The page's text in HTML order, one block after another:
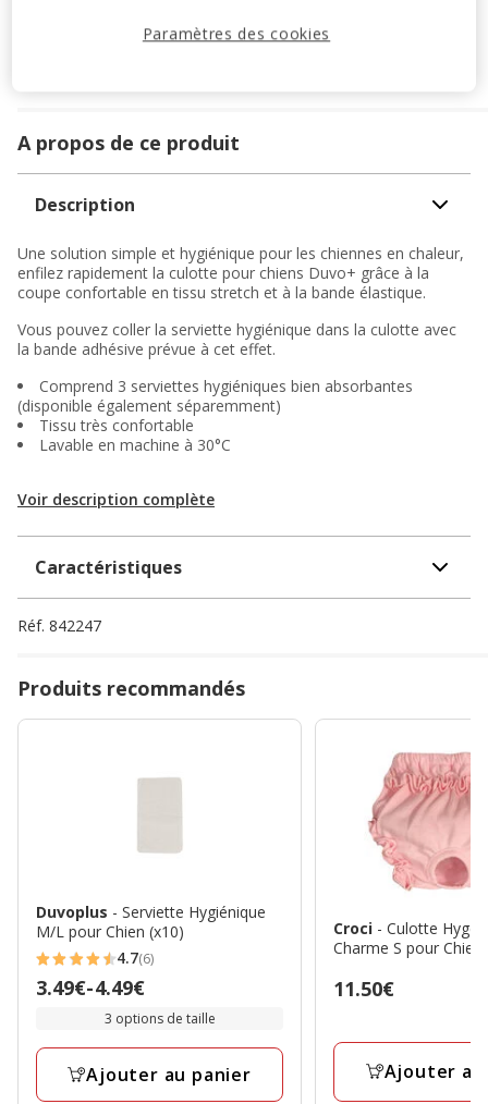
A propos de ce produit
Description
Une solution simple et hygiénique pour les chiennes en chaleur,
enfilez rapidement la culotte pour chiens Duvo+ grâce à la
coupe confortable en tissu stretch et à la bande élastique.
Vous pouvez coller la serviette hygiénique dans la culotte avec
la bande adhésive prévue à cet effet.
Comprend 3 serviettes hygiéniques bien absorbantes
(disponible également séparemment)
Tissu très confortable
Lavable en machine à 30°C
Voir description complète
Caractéristiques
Réf. 842247
Produits recommandés
Duvoplus - Serviette Hygiénique
M/L pour Chien (x10)
4.7
étoiles
6
4.7(6)
Prix
4.49€
3.49€-4.49€
3 options de taille
Ajouter au panier
Croci - Culotte
Charme S pour
Prix
11.50€
Ajouter
Paramètres des cookies